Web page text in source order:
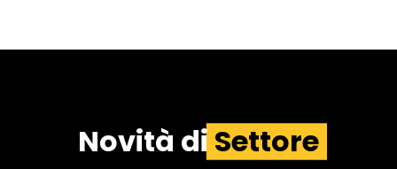
Novità di Settore